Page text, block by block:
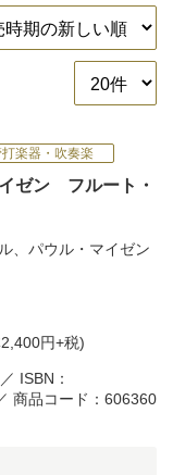
楽器・吹奏楽
ゼン フルート・
パウル・マイゼン
円+税)
ISBN：
商品コード：606360